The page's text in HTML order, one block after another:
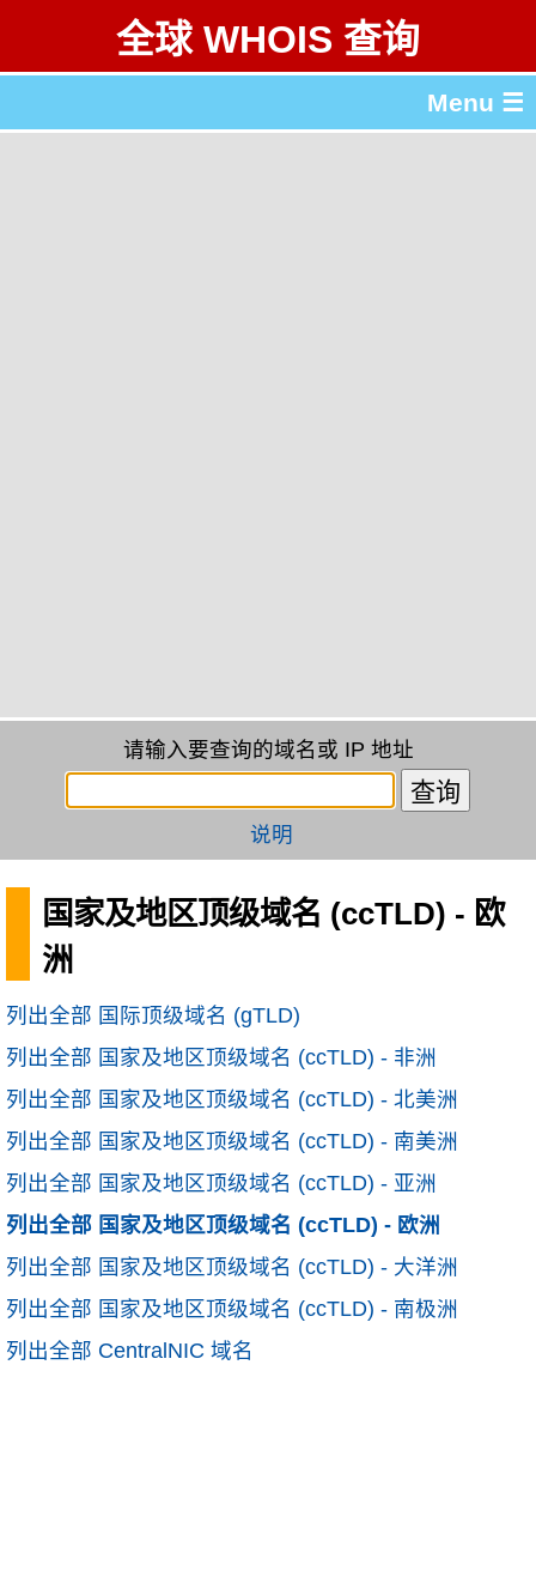
全球 WHOIS 查询
Menu ☰
请输入要查询的域名或 IP 地址
说明
国家及地区顶级域名 (ccTLD) - 欧
洲
列出全部 国际顶级域名 (gTLD)
列出全部 国家及地区顶级域名 (ccTLD) - 非洲
列出全部 国家及地区顶级域名 (ccTLD) - 北美洲
列出全部 国家及地区顶级域名 (ccTLD) - 南美洲
列出全部 国家及地区顶级域名 (ccTLD) - 亚洲
列出全部 国家及地区顶级域名 (ccTLD) - 欧洲
列出全部 国家及地区顶级域名 (ccTLD) - 大洋洲
列出全部 国家及地区顶级域名 (ccTLD) - 南极洲
列出全部 CentralNIC 域名